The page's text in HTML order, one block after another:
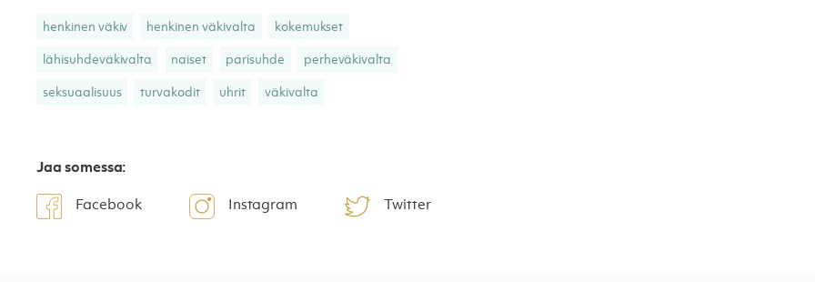
henkinen väkiv henkinen väkivalta kokemukset
lähisuhdeväkivalta naiset parisuhde perheväkivalta
seksuaalisuus turvakodit uhrit väkivalta
Jaa somessa:
Facebook Instagram Twitter